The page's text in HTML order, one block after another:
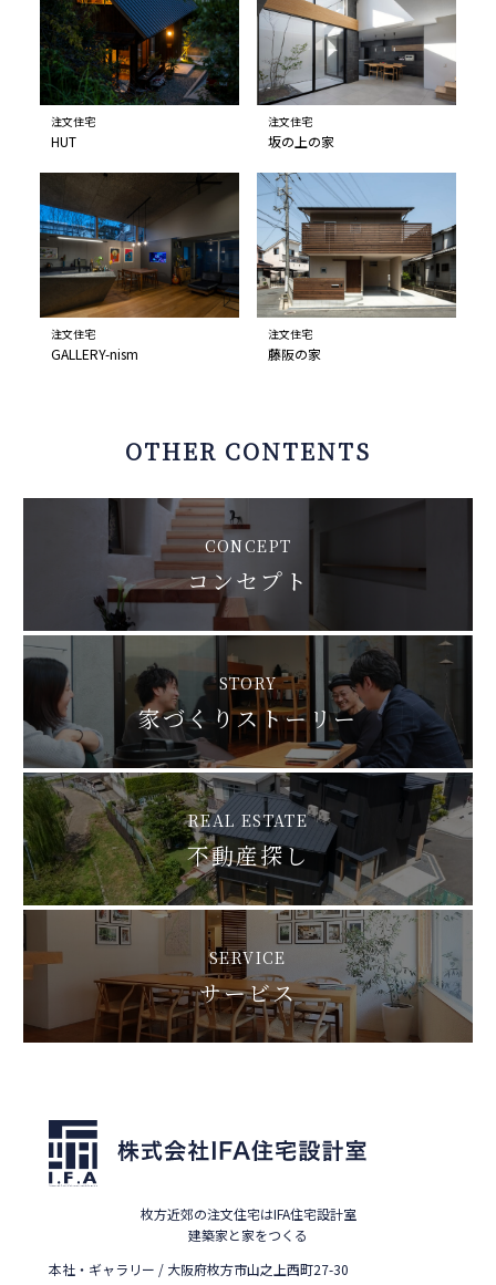
注文住宅
HUT
注文住宅
坂の上の家
注文住宅
GALLERY-nism
注文住宅
藤阪の家
OTHER CONTENTS
CONCEPT
コンセプト
STORY
家づくりストーリー
REAL ESTATE
不動産探し
SERVICE
サービス
枚方近郊の注文住宅はIFA住宅設計室
建築家と家をつくる
本社・ギャラリー / 大阪府枚方市山之上西町27-30